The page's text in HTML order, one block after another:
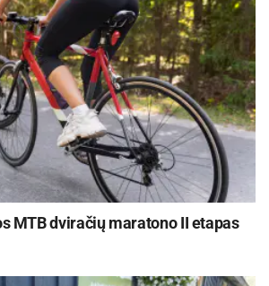
MTB dviračių maratono II etapas